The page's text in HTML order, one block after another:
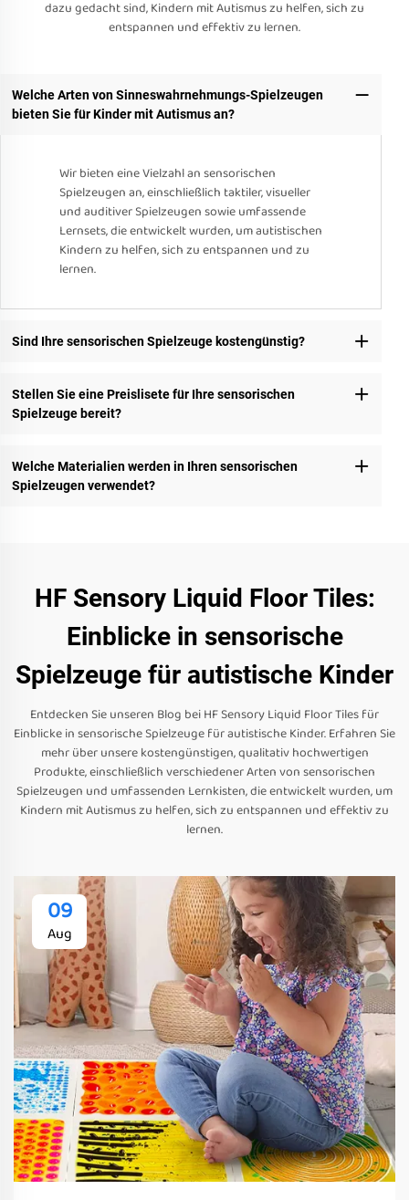
dazu gedacht sind, Kindern mit Autismus zu helfen, sich zu
entspannen und effektiv zu lernen.
Welche Arten von Sinneswahrnehmungs-Spielzeugen
bieten Sie für Kinder mit Autismus an?
Wir bieten eine Vielzahl an sensorischen
Spielzeugen an, einschließlich taktiler, visueller
und auditiver Spielzeugen sowie umfassende
Lernsets, die entwickelt wurden, um autistischen
Kindern zu helfen, sich zu entspannen und zu
lernen.
Sind Ihre sensorischen Spielzeuge kostengünstig?
Stellen Sie eine Preislisete für Ihre sensorischen
Spielzeuge bereit?
Welche Materialien werden in Ihren sensorischen
Spielzeugen verwendet?
HF Sensory Liquid Floor Tiles:
Einblicke in sensorische
Spielzeuge für autistische Kinder
Entdecken Sie unseren Blog bei HF Sensory Liquid Floor Tiles für
Einblicke in sensorische Spielzeuge für autistische Kinder. Erfahren Sie
mehr über unsere kostengünstigen, qualitativ hochwertigen
Produkte, einschließlich verschiedener Arten von sensorischen
Spielzeugen und umfassenden Lernkisten, die entwickelt wurden, um
Kindern mit Autismus zu helfen, sich zu entspannen und effektiv zu
lernen.
09
Aug